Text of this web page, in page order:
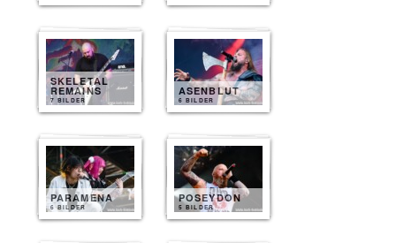
SKELETAL
REMAINS
7 BILDER
ASENBLUT
6 BILDER
PARAMENA
6 BILDER
POSEYDON
5 BILDER